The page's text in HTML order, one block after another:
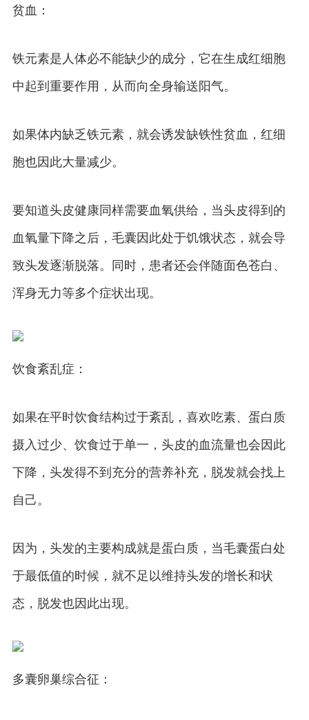
贫血：
铁元素是人体必不能缺少的成分，它在生成红细胞
中起到重要作用，从而向全身输送阳气。
如果体内缺乏铁元素，就会诱发缺铁性贫血，红细
胞也因此大量减少。
要知道头皮健康同样需要血氧供给，当头皮得到的
血氧量下降之后，毛囊因此处于饥饿状态，就会导
致头发逐渐脱落。同时，患者还会伴随面色苍白、
浑身无力等多个症状出现。
饮食紊乱症：
如果在平时饮食结构过于紊乱，喜欢吃素、蛋白质
摄入过少、饮食过于单一，头皮的血流量也会因此
下降，头发得不到充分的营养补充，脱发就会找上
自己。
因为，头发的主要构成就是蛋白质，当毛囊蛋白处
于最低值的时候，就不足以维持头发的增长和状
态，脱发也因此出现。
多囊卵巢综合征：